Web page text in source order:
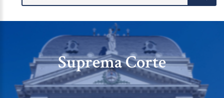
Suprema Corte